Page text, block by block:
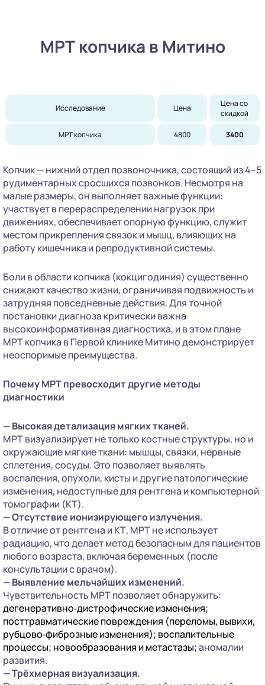
МРТ копчика в Митино
Исследование Цена
Цена со
скидкой
МРТ копчика 4800 3400
Копчик — нижний отдел позвоночника, состоящий из 4–5
рудиментарных сросшихся позвонков. Несмотря на
малые размеры, он выполняет важные функции:
участвует в перераспределении нагрузок при
движениях, обеспечивает опорную функцию, служит
местом прикрепления связок и мышц, влияющих на
работу кишечника и репродуктивной системы.
Боли в области копчика (кокцигодиния) существенно
снижают качество жизни, ограничивая подвижность и
затрудняя повседневные действия. Для точной
постановки диагноза критически важна
высокоинформативная диагностика, и в этом плане
МРТ копчика в Первой клинике Митино демонстрирует
неоспоримые преимущества.
Почему МРТ превосходит другие методы
диагностики
— Высокая детализация мягких тканей.
МРТ визуализирует не только костные структуры, но и
окружающие мягкие ткани: мышцы, связки, нервные
сплетения, сосуды. Это позволяет выявлять
воспаления, опухоли, кисты и другие патологические
изменения, недоступные для рентгена и компьютерной
томографии (КТ).
— Отсутствие ионизирующего излучения.
В отличие от рентгена и КТ, МРТ не использует
радиацию, что делает метод безопасным для пациентов
любого возраста, включая беременных (после
консультации с врачом).
— Выявление мельчайших изменений.
Чувствительность МРТ позволяет обнаружить:
дегенеративно‑дистрофические изменения;
посттравматические повреждения (переломы, вывихи,
рубцово‑фиброзные изменения); воспалительные
процессы; новообразования и метастазы;аномалии
развития.
— Трёхмерная визуализация.